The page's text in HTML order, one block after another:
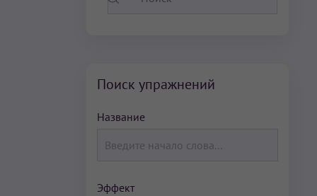
Поиск упражнений
Название
Эффект